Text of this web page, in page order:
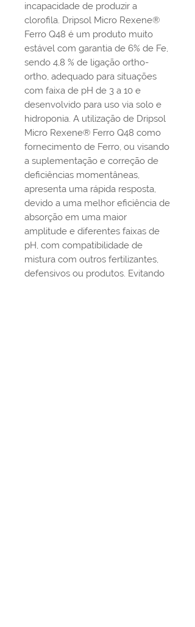
incapacidade de produzir a
clorofila. Dripsol Micro Rexene®
Ferro Q48 é um produto muito
estável com garantia de 6% de Fe,
sendo 4,8 % de ligação ortho-
ortho, adequado para situações
com faixa de pH de 3 a 10 e
desenvolvido para uso via solo e
hidroponia. A utilização de Dripsol
Micro Rexene® Ferro Q48 como
fornecimento de Ferro, ou visando
a suplementação e correção de
deficiências momentâneas,
apresenta uma rápida resposta,
devido a uma melhor eficiência de
absorção em uma maior
amplitude e diferentes faixas de
pH, com compatibilidade de
mistura com outros fertilizantes,
defensivos ou produtos. Evitando